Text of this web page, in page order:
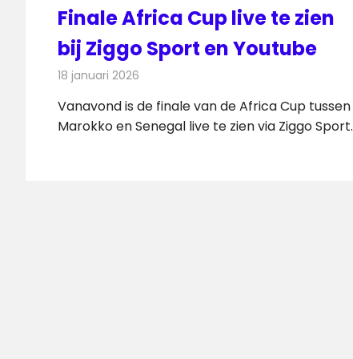
Finale Africa Cup live te zien
bij Ziggo Sport en Youtube
18 januari 2026
Vanavond is de finale van de Africa Cup tussen
Marokko en Senegal live te zien via Ziggo Sport.